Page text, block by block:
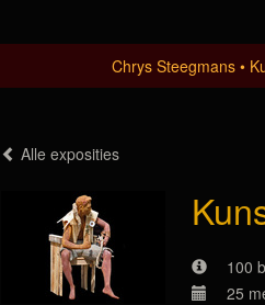
Chrys Steegmans
Alle exposities
100
25